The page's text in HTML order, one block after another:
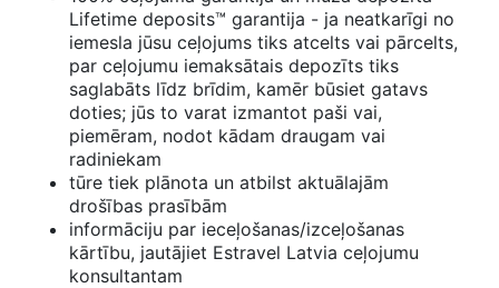
Lifetime deposits™ garantija - ja neatkarīgi no
iemesla jūsu ceļojums tiks atcelts vai pārcelts,
par ceļojumu iemaksātais depozīts tiks
saglabāts līdz brīdim, kamēr būsiet gatavs
doties; jūs to varat izmantot paši vai,
piemēram, nodot kādam draugam vai
radiniekam
tūre tiek plānota un atbilst aktuālajām
drošības prasībām
informāciju par ieceļošanas/izceļošanas
kārtību, jautājiet Estravel Latvia ceļojumu
konsultantam